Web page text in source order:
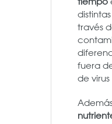
través
fuera
de